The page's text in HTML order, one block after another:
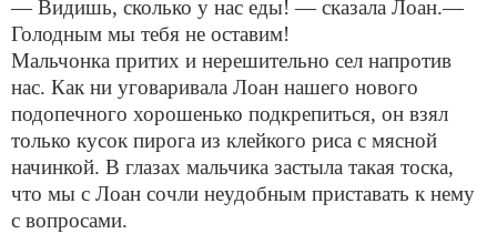
— Видишь, сколько у нас еды! — сказала Лоан.—
Голодным мы тебя не оставим!
Мальчонка притих и нерешительно сел напротив
нас. Как ни уговаривала Лоан нашего нового
подопечного хорошенько подкрепиться, он взял
только кусок пирога из клейкого риса с мясной
начинкой. В глазах мальчика застыла такая тоска,
что мы с Лоан сочли неудобным приставать к нему
с вопросами.